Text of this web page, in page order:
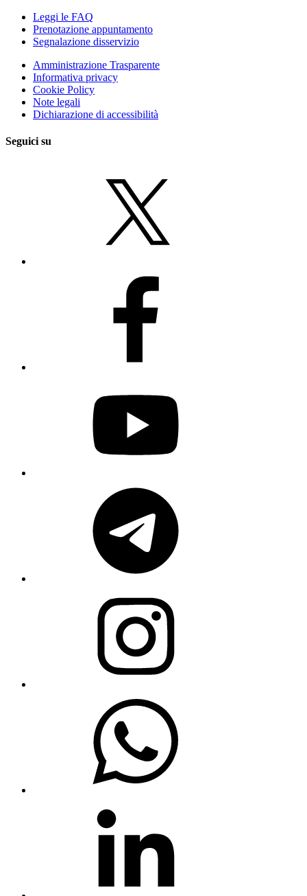
Leggi le FAQ
Prenotazione appuntamento
Segnalazione disservizio
Amministrazione Trasparente
Informativa privacy
Cookie Policy
Note legali
Dichiarazione di accessibilità
Seguici su